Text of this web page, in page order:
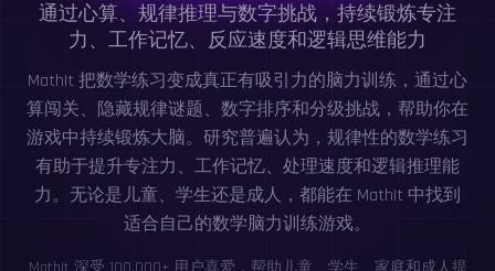
通过心算、规律推理与数字挑战，持续锻炼专注
力、工作记忆、反应速度和逻辑思维能力
MathIt 把数学练习变成真正有吸引力的脑力训练，通过心
算闯关、隐藏规律谜题、数字排序和分级挑战，帮助你在
游戏中持续锻炼大脑。研究普遍认为，规律性的数学练习
有助于提升专注力、工作记忆、处理速度和逻辑推理能
力。无论是儿童、学生还是成人，都能在 MathIt 中找到
适合自己的数学脑力训练游戏。